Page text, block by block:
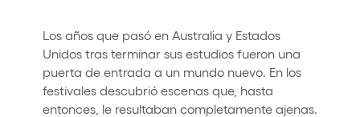
Los años que pasó en Australia y Estados
Unidos tras terminar sus estudios fueron una
puerta de entrada a un mundo nuevo. En los
festivales descubrió escenas que, hasta
entonces, le resultaban completamente ajenas.